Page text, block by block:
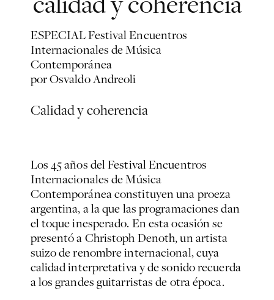
ESPECIAL Festival Encuentros
Internacionales de Música
Contemporánea
por Osvaldo Andreoli
Calidad y coherencia
Los 45 años del Festival Encuentros
Internacionales de Música
Contemporánea constituyen una proeza
argentina, a la que las programaciones dan
el toque inesperado. En esta ocasión se
presentó a Christoph Denoth, un artista
suizo de renombre internacional, cuya
calidad interpretativa y de sonido recuerda
a los grandes guitarristas de otra época.